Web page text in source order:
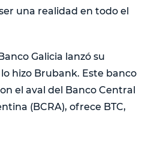
una realidad en todo el
Galicia lanzó su
hizo Brubank. Este banco
el aval del Banco Central
(BCRA), ofrece BTC,